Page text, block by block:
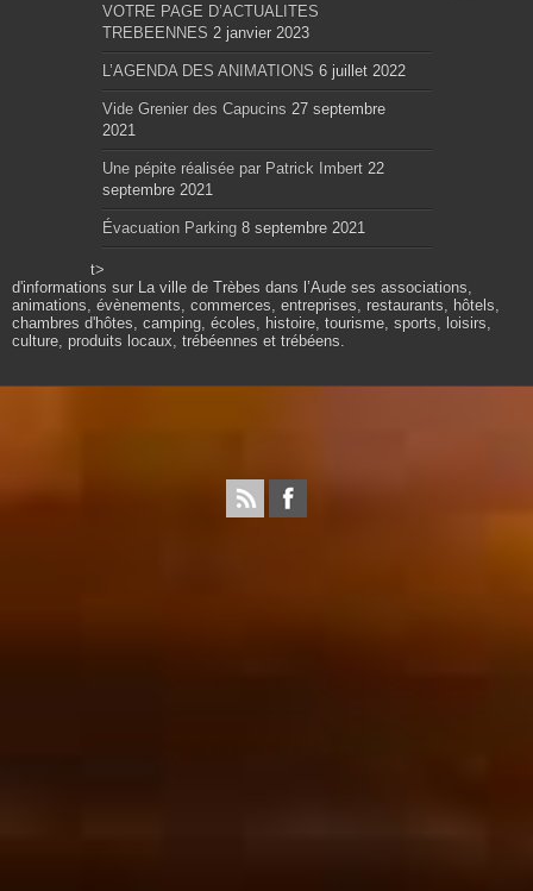
VOTRE PAGE D’ACTUALITES
TREBEENNES 2 janvier 2023
L’AGENDA DES ANIMATIONS 6 juillet 2022
Vide Grenier des Capucins 27 septembre
2021
Une pépite réalisée par Patrick Imbert 22
septembre 2021
Évacuation Parking 8 septembre 2021
t>
d'informations sur La ville de Trèbes dans l’Aude ses associations,
animations, évènements, commerces, entreprises, restaurants, hôtels,
chambres d'hôtes, camping, écoles, histoire, tourisme, sports, loisirs,
culture, produits locaux, trébéennes et trébéens.